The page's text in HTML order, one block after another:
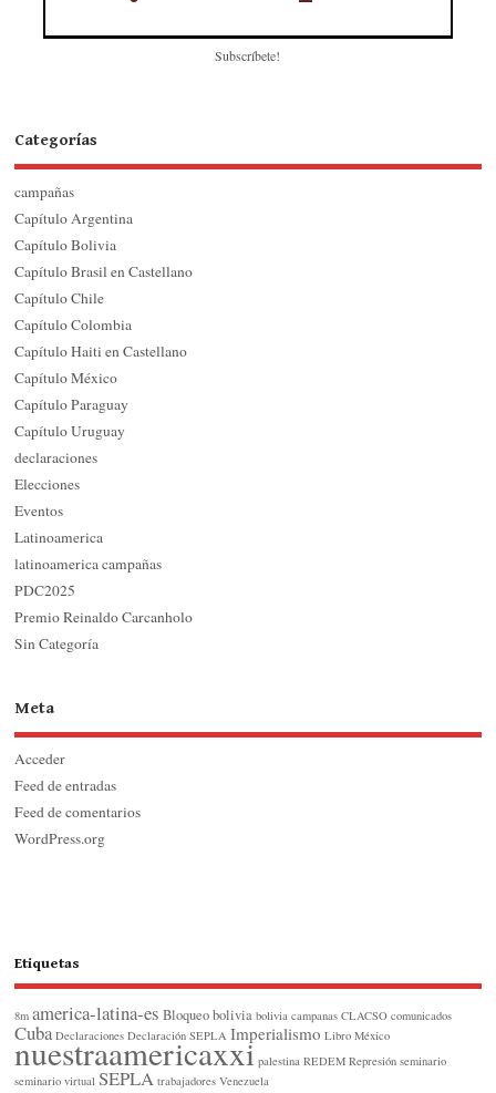
Subscríbete!
Categorías
campañas
Capítulo Argentina
Capítulo Bolivia
Capítulo Brasil en Castellano
Capítulo Chile
Capítulo Colombia
Capítulo Haiti en Castellano
Capítulo México
Capítulo Paraguay
Capítulo Uruguay
declaraciones
Elecciones
Eventos
Latinoamerica
latinoamerica campañas
PDC2025
Premio Reinaldo Carcanholo
Sin Categoría
Meta
Acceder
Feed de entradas
Feed de comentarios
WordPress.org
Etiquetas
8m america-latina-es Bloqueo bolivia bolivia campanas CLACSO comunicados
Cuba Declaraciones Declaración SEPLA Imperialismo Libro México
nuestraamericaxxi palestina REDEM Represión seminario
seminario virtual SEPLA trabajadores Venezuela